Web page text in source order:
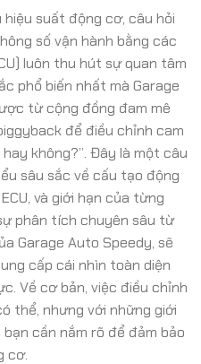
suất động cơ, câu hỏi
số vận hành bằng các
luôn thu hút sự quan tâm
phổ biến nhất mà Garage
từ cộng đồng đam mê
để điều chỉnh cam
không?”. Đây là một câu
sâu sắc về cấu tạo động
và giới hạn của từng
phân tích chuyên sâu từ
Garage Auto Speedy, sẽ
cấp cái nhìn toàn diện
Về cơ bản, việc điều chỉnh
thể, nhưng với những giới
cần nắm rõ để đảm bảo
cơ.